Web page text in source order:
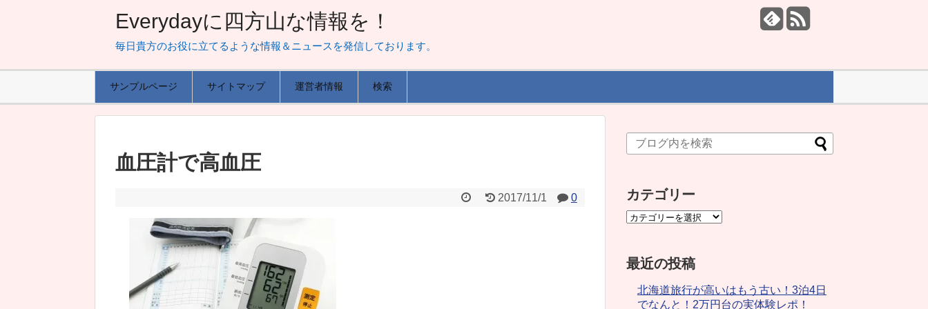
Everydayに四方山な情報を！
毎日貴方のお役に立てるような情報＆ニュースを発信しております。
サンプルページ サイトマップ 運営者情報 検索
血圧計で高血圧
2017/11/1 0 カテゴリー
最近の投稿
北海道旅行が高いはもう古い！3泊4日
でなんと！2万円台の実体験レポ！